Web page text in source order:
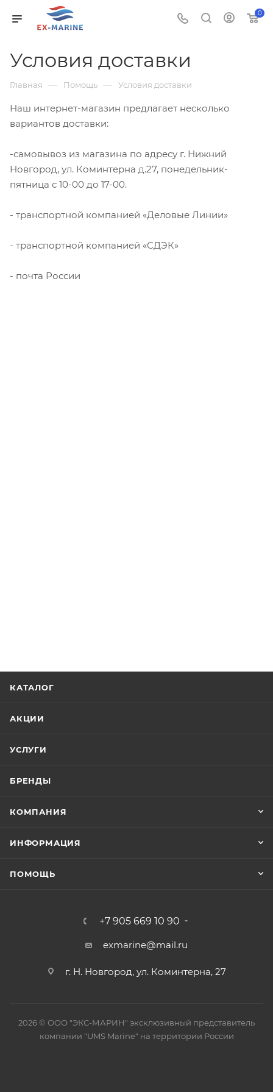
0
Условия доставки
Главная — Помощь — Условия доставки
Наш интернет-магазин предлагает несколько
вариантов доставки:
-самовывоз из магазина по адресу г. Нижний
Новгород, ул. Коминтерна д.27, понедельник-
пятница с 10-00 до 17-00.
- транспортной компанией «Деловые Линии»
- транспортной компанией «СДЭК»
- почта России
КАТАЛОГ
АКЦИИ
УСЛУГИ
БРЕНДЫ
КОМПАНИЯ
ИНФОРМАЦИЯ
ПОМОЩЬ
+7 905 669 10 90
exmarine@mail.ru
г. Н. Новгород, ул. Коминтерна, 27
2026 © ООО "ЭКС-МАРИН" эксклюзивный представитель
компании "UMS Marine" на территории России